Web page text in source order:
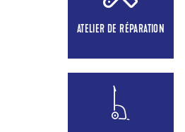
ATELIER DE RÉPARATION